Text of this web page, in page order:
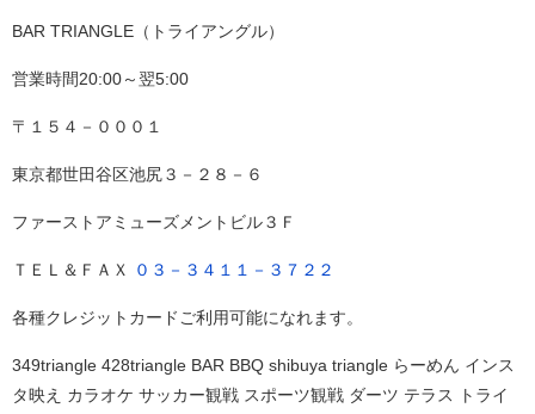
BAR TRIANGLE（トライアングル）
営業時間20:00～翌5:00
〒１５４－０００１
東京都世田谷区池尻３－２８－６
ファーストアミューズメントビル３Ｆ
ＴＥＬ＆ＦＡＸ ０３－３４１１－３７２２
各種クレジットカードご利用可能になれます。
349triangle 428triangle BAR BBQ shibuya triangle らーめん インス
タ映え カラオケ サッカー観戦 スポーツ観戦 ダーツ テラス トライ